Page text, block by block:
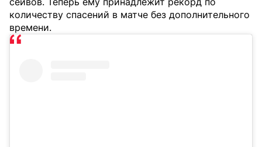
количеству спасений в матче без дополнительного
времени.